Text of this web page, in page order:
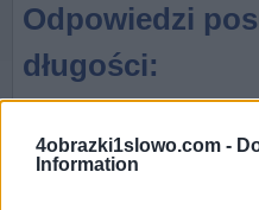
4obrazki1slowo.com -
Information
Odpowiedzi
długości: